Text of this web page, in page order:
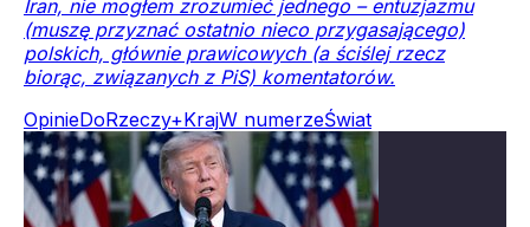
Iran, nie mogłem zrozumieć jednego – entuzjazmu
(muszę przyznać ostatnio nieco przygasającego)
polskich, głównie prawicowych (a ściślej rzecz
biorąc, związanych z PiS) komentatorów.
OpinieDoRzeczy+KrajW numerzeŚwiat